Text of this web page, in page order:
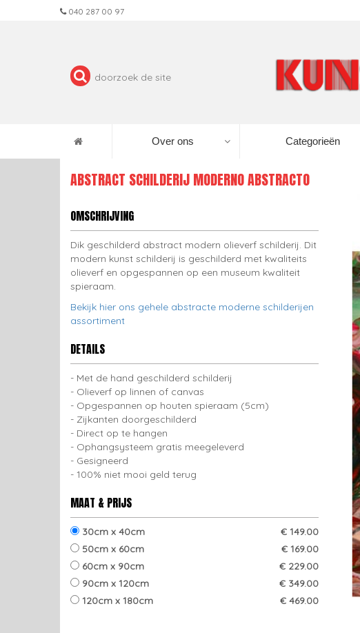
040 287 00 97
Over ons Categorieën
ABSTRACT SCHILDERIJ MODERNO ABSTRACTO
OMSCHRIJVING
Dik geschilderd abstract modern olieverf schilderij. Dit
modern kunst schilderij is geschilderd met kwaliteits
olieverf en opgespannen op een museum kwaliteit
spieraam.
Bekijk hier ons gehele abstracte moderne schilderijen
assortiment
DETAILS
Met de hand geschilderd schilderij
Olieverf op linnen of canvas
Opgespannen op houten spieraam (5cm)
Zijkanten doorgeschilderd
Direct op te hangen
Ophangsysteem gratis meegeleverd
Gesigneerd
100% niet mooi geld terug
MAAT & PRIJS
30cm x 40cm
€ 149.00
50cm x 60cm
€ 169.00
60cm x 90cm
€ 229.00
90cm x 120cm
€ 349.00
120cm x 180cm
€ 469.00